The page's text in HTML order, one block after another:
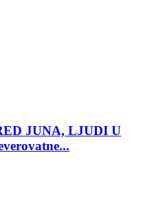
JUNA, LJUDI U